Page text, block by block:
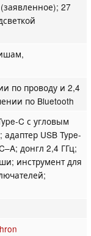
27
по проводу и 2,4
по Bluetooth
C с угловым
USB Type-
донгл 2,4 ГГц;
инструмент для